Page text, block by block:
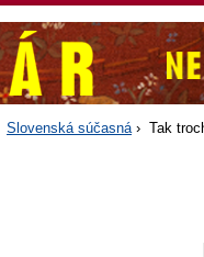
Slovenská súčasná› Tak